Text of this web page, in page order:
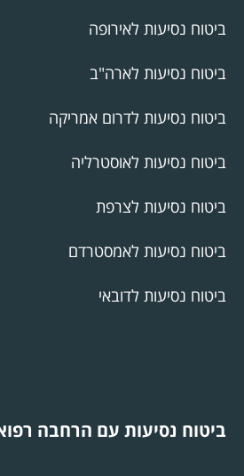
ביטוח נסיעות לאירופה
ביטוח נסיעות לארה"ב
ביטוח נסיעות לדרום אמריקה
ביטוח נסיעות לאוסטרליה
ביטוח נסיעות לצרפת
ביטוח נסיעות לאמסטרדם
ביטוח נסיעות לדובאי
ביטוח נסיעות עם הרחבה